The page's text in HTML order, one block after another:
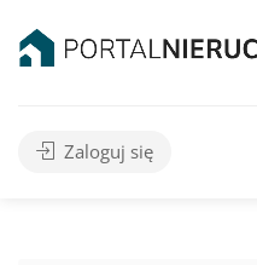
Zaloguj się